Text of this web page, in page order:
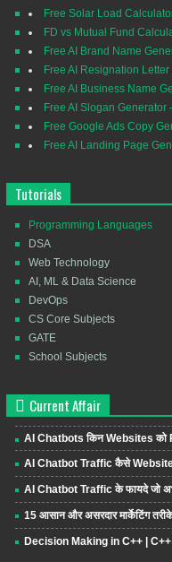
Free Solar Load
FD vs Mutual Fund
Free AI Brand Name
Free AI Resignation
Free AI Business Name
Free AI Slogan
Free Google Ads Copy
Free AI Landing Page
Tutorials
Programming Languages
DSA
Web Technology
AI, ML & Data Science
DevOps
CS Core Subjects
GATE
School Subjects
Current Affair
AI Chatbots किन Websites को
AI Chatbot Traffic कैसे
AI Chatbot Traffic के फायदे जो
15 आसान और असरदार मार्केटिंग
Decision Making in C++ | C++